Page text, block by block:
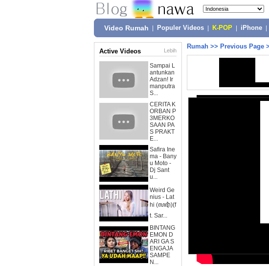
Video Rumah Populer Videos K-POP iPhone
Active Videos Lebih
Sampai L
antunkan
Adzan! Ir
manputra
S...
CERITA K
ORBAN P
3MERKO
SAAN PA
S PRAKT
E...
Safira Ine
ma - Bany
u Moto -
Dj Sant
u...
Weird Ge
nius - Lat
hi (ꦭꦛꦶ)(f
t. Sar...
BINTANG
EMON D
ARI GA S
ENGAJA
SAMPE
N...
Rumah >> Previous Page